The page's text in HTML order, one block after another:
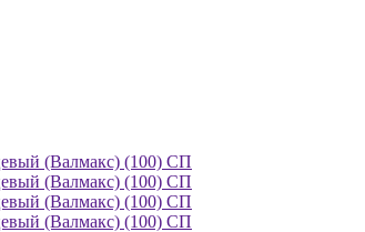
(Валмакс) (100) СП
(Валмакс) (100) СП
(Валмакс) (100) СП
(Валмакс) (100) СП